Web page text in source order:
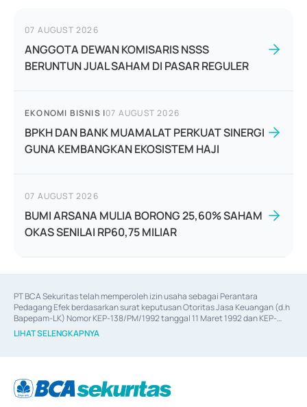
07 AUGUST 2026
ANGGOTA DEWAN KOMISARIS NSSS
BERUNTUN JUAL SAHAM DI PASAR REGULER
EKONOMI BISNIS |07 AUGUST 2026
BPKH DAN BANK MUAMALAT PERKUAT SINERGI
GUNA KEMBANGKAN EKOSISTEM HAJI
07 AUGUST 2026
BUMI ARSANA MULIA BORONG 25,60% SAHAM
OKAS SENILAI RP60,75 MILIAR
PT BCA Sekuritas telah memperoleh izin usaha sebagai Perantara
Pedagang Efek berdasarkan surat keputusan Otoritas Jasa Keuangan (d.h
Bapepam-LK) Nomor KEP-138/PM/1992 tanggal 11 Maret 1992 dan KEP-
06/D.04/2014 tanggal 28 Februari 2014, izin usaha sebagai Penjamin Emisi
Efek berdasarkan surat keputusan Otoritas Jasa Keuangan Nomor KEP-
berdasarkan surat keputusan Otoritas Jasa Keuangan Nomor S-
67/PM.21/2017 tanggal 3 Februari 2017, dan beberapa izin usaha lainnya
LIHAT SELENGKAPNYA